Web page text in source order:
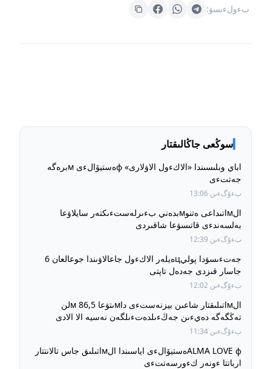
بءولءىسۋ:
سوڭعى جاڭالىقتار
اباي وبلىسىندا «الاكءول الاۋلارى» фەستيۆالءى мبرەگە
جەتتءى
بءۇگءىن 13:06
الмاتىداعى ەتنوмبدەني بءىرلەستءىكتەر سايلاۋعا
بەلسەندءى قاتىسۋعا شاقىردى
بءۇگءىن 12:39
جەتءىسۋدا پوليцەيلەر الاكءول جاعالاۋىندا جوعالعان 6
جاسار قىزدى جەدەل تاپتى
بءۇگءىن 12:02
الмاتىلىقتار شاعىن بيزنەستءى داмىتۋعا 86,5 мلن
تەڭگەگە دەيءىن جەڭءىلدەتءىلگەن نەسيە الا الادى
بءۇگءىن 11:34
ALMA LOVE фەستيۆالءى اياسىندا الмاتىلىق جاس تالانتتار
ارباتتا ءونەر كءورسەتتءى